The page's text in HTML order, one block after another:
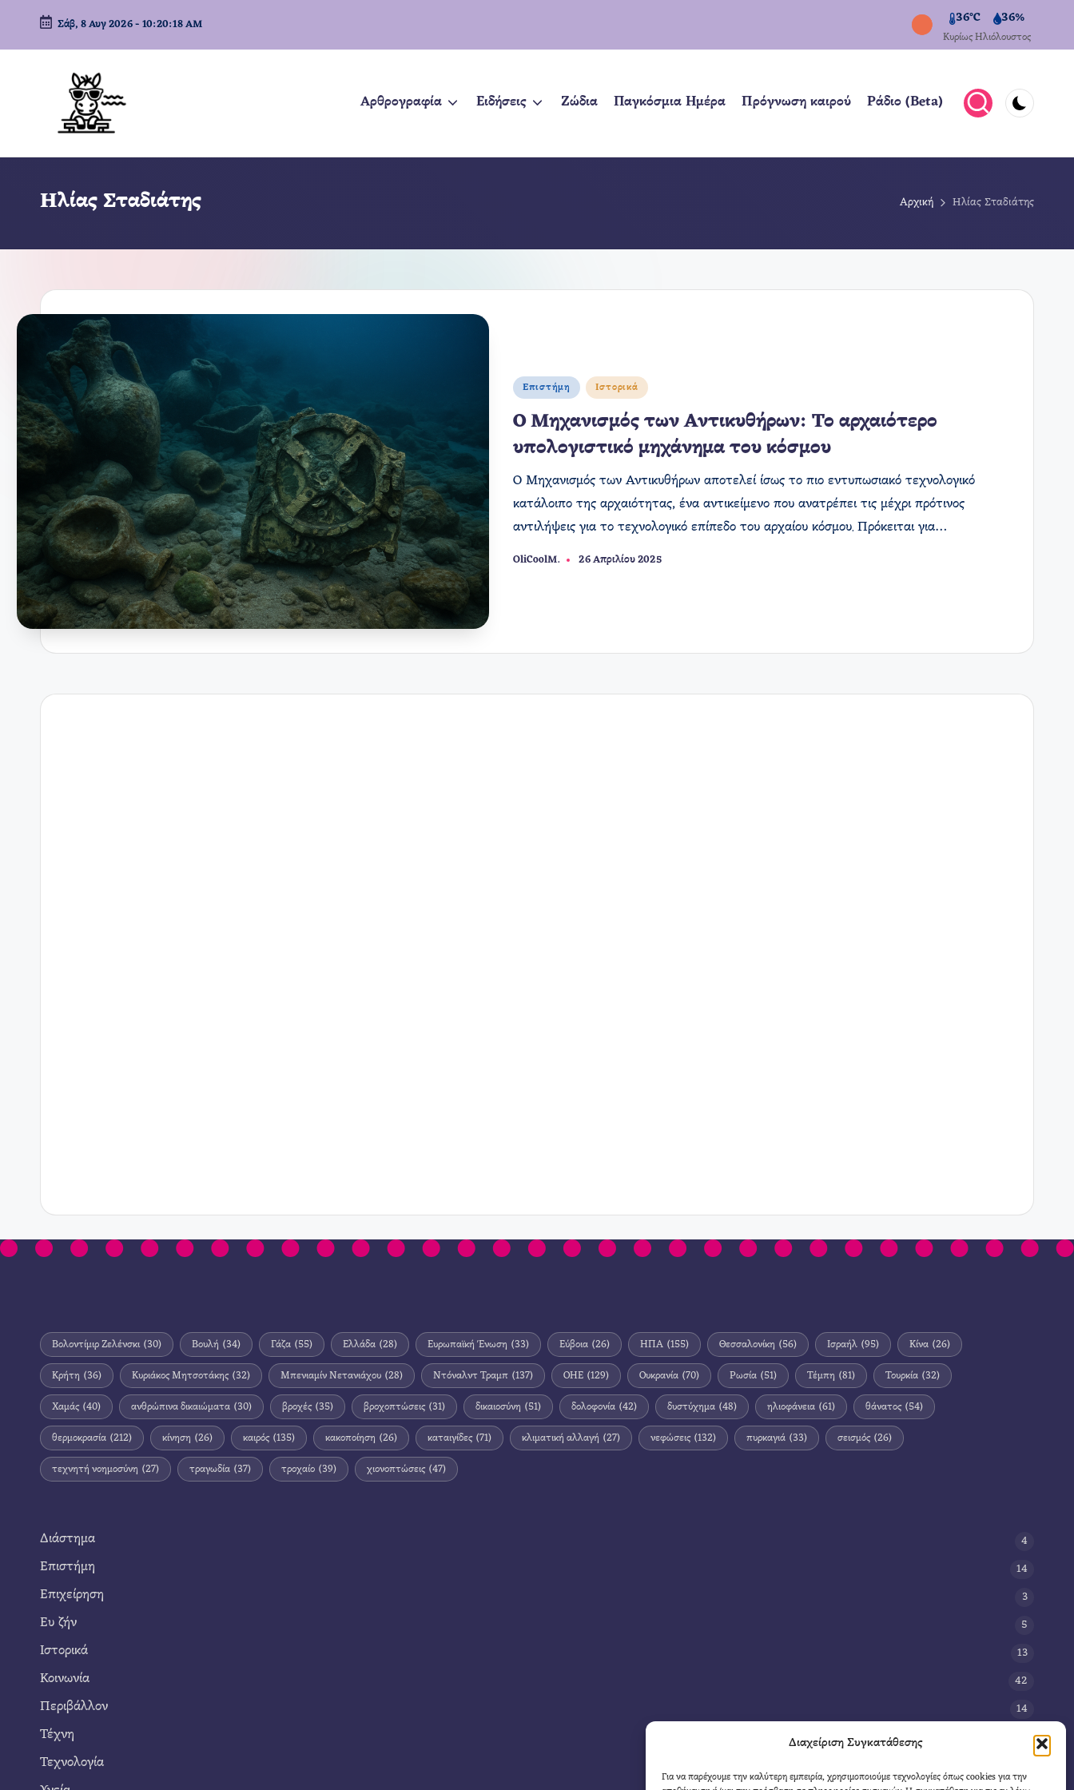
Διαχείριση Συγκατάθεσης
Για να παρέχουμε την καλύτερη εμπειρία, χρησιμοποιούμε τεχνολογίες όπως cookies για την
περιεχόμενο
Σάβ, 8 Αυγ 2026 - 10:20:19 AM
36°C 36%
Κυρίως Ηλιόλουστος
Αρθρογραφία Ειδήσεις Ζώδια Παγκόσμια Ημέρα Πρόγνωση καιρού Ράδιο (Beta)
Ηλίας Σταδιάτης Αρχική Ηλίας Σταδιάτης
Αναρτήθηκε
Επιστήμη Ιστορικά
Ο Μηχανισμός των Αντικυθήρων: Το αρχαιότερο
υπολογιστικό μηχάνημα του κόσμου
Ο Μηχανισμός των Αντικυθήρων αποτελεί ίσως το πιο εντυπωσιακό τεχνολογικό
κατάλοιπο της αρχαιότητας, ένα αντικείμενο που ανατρέπει τις μέχρι πρότινος
αντιλήψεις για το τεχνολογικό επίπεδο του αρχαίου κόσμου. Πρόκειται για…
Συγγραφέας:
OliCoolM. 26 Απριλίου 2025
Βολοντίμιρ Ζελένσκι (30) Βουλή (34) Γάζα (55) Ελλάδα (28) Ευρωπαϊκή Ένωση (33) Εύβοια (26) ΗΠΑ (155) Θεσσαλονίκη (56) Ισραήλ (95) Κίνα (26)
Κρήτη (36) Κυριάκος Μητσοτάκης (32) Μπενιαμίν Νετανιάχου (28) Ντόναλντ Τραμπ (137) ΟΗΕ (129) Ουκρανία (70) Ρωσία (51) Τέμπη (81) Τουρκία (32)
Χαμάς (40) ανθρώπινα δικαιώματα (30) βροχές (35) βροχοπτώσεις (31) δικαιοσύνη (51) δολοφονία (42) δυστύχημα (48) ηλιοφάνεια (61) θάνατος (54)
θερμοκρασία (212) κίνηση (26) καιρός (135) κακοποίηση (26) καταιγίδες (71) κλιματική αλλαγή (27) νεφώσεις (132) πυρκαγιά (33) σεισμός (26)
τεχνητή νοημοσύνη (27) τραγωδία (37) τροχαίο (39) χιονοπτώσεις (47)
Διάστημα 4
Επιστήμη 14
Επιχείρηση 3
Ευ ζήν 5
Ιστορικά 13
Κοινωνία 42
Περιβάλλον 14
Τέχνη
Τεχνολογία